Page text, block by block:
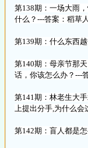
第138期：一场大雨
什么？---答案：稻草人
第139期：什么东西
第140期：母亲节那
话，你该怎么办？---
第141期：林老生大
上提出分手,为什么会
第142期：盲人都是